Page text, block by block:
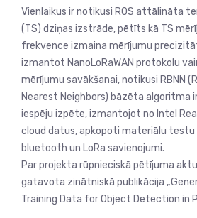
Vienlaikus ir notikusi ROS attālināta
(TS) dziņas izstrāde, pētīts kā TS
frekvence izmaina mērījumu
izmantot NanoLoRaWAN protokolu
mērījumu savākšanai, notikusi RBNN
Nearest Neighbors) bāzēta algoritma
iespēju izpēte, izmantojot no Intel
cloud datus, apkopoti materiālu testu
bluetooth un LoRa savienojumi.
Par projekta rūpnieciskā pētījuma
gatavota zinātniskā publikācija
Training Data for Object Detection in